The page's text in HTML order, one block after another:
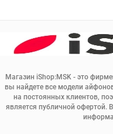
Магазин iShop:MSK - это
вы найдете все модели
на постоянных клиентов,
является публичной офертой.